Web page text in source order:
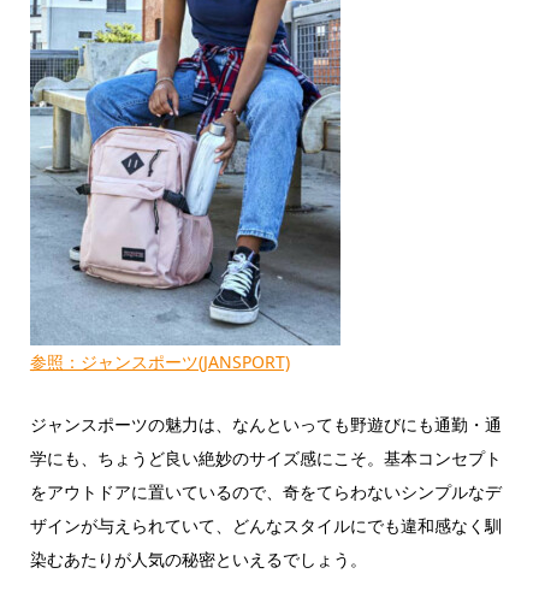
参照：ジャンスポーツ(JANSPORT)
ジャンスポーツの魅力は、なんといっても野遊びにも通勤・通
学にも、ちょうど良い絶妙のサイズ感にこそ。基本コンセプト
をアウトドアに置いているので、奇をてらわないシンプルなデ
ザインが与えられていて、どんなスタイルにでも違和感なく馴
染むあたりが人気の秘密といえるでしょう。